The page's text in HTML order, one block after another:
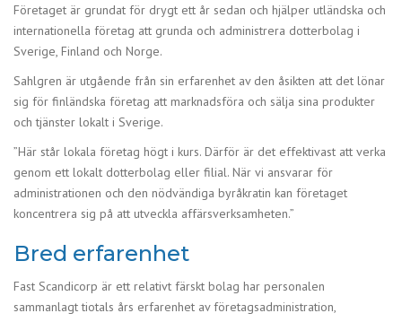
Företaget är grundat för drygt ett år sedan och hjälper utländska och
internationella företag att grunda och administrera dotterbolag i
Sverige, Finland och Norge.
Sahlgren är utgående från sin erfarenhet av den åsikten att det lönar
sig för finländska företag att marknadsföra och sälja sina produkter
och tjänster lokalt i Sverige.
”Här står lokala företag högt i kurs. Därför är det effektivast att verka
genom ett lokalt dotterbolag eller filial. När vi ansvarar för
administrationen och den nödvändiga byråkratin kan företaget
koncentrera sig på att utveckla affärsverksamheten.”
Bred erfarenhet
Fast Scandicorp är ett relativt färskt bolag har personalen
sammanlagt tiotals års erfarenhet av företagsadministration,